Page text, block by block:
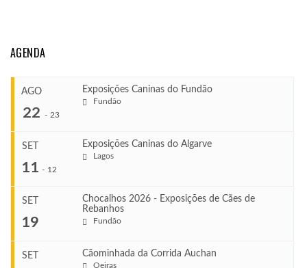
AGENDA
AGO
22 - 23
Exposições Caninas do Fundão
Fundão
Ago 22, 2026
Ago 23, 2026
SET
11 - 12
Exposições Caninas do Algarve
Lagos
SET
19
Chocalhos 2026 - Exposições de Cães de
Rebanhos
Fundão
SET Cãominhada da Corrida Auchan
Oeiras